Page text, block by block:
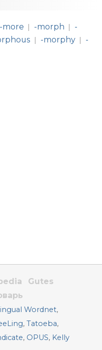
-more | -morph |
-
| -morphy |
-
Gutes
Wordnet,
, Tatoeba,
, OPUS, Kelly